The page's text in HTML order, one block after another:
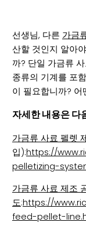
선생님, 다른 가금
산할 것인지 알아
까? 단일 가금류
종류의 기계를 포
이 필요합니까?
자세한 내용은 다
가금류 사료 펠렛
입):https://
pelletizing-
가금류 사료 제조
도:https://
feed-pellet-